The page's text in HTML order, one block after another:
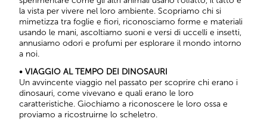
la vista per vivere nel loro ambiente. Scopriamo chi si
mimetizza tra foglie e fiori, riconosciamo forme e materiali
usando le mani, ascoltiamo suoni e versi di uccelli e insetti,
annusiamo odori e profumi per esplorare il mondo intorno
a noi.
• VIAGGIO AL TEMPO DEI DINOSAURI
Un avvincente viaggio nel passato per scoprire chi erano i
dinosauri, come vivevano e quali erano le loro
caratteristiche. Giochiamo a riconoscere le loro ossa e
proviamo a ricostruirne lo scheletro.